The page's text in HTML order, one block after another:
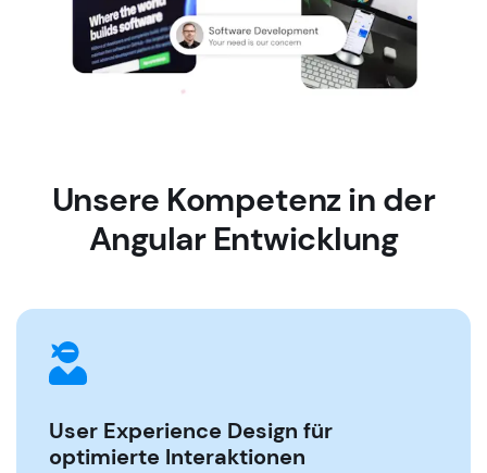
Unsere Kompetenz in der
Angular Entwicklung
User Experience Design für
optimierte Interaktionen